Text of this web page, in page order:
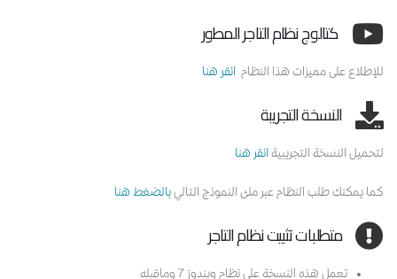
كتالوج نظام التاجر المطور
للإطلاع على مميزات هذا النظام انقر هنا
النسخة التجريبة
لتحميل النسخة التجريبية انقر هنا
كما يمكنك طلب النظام عبر ملئ النموذج التاليبالضغط هنا
متطلبات تثبيت نظام التاجر
تعمل هذه النسخة على نظام ويندوز 7 وماقبله